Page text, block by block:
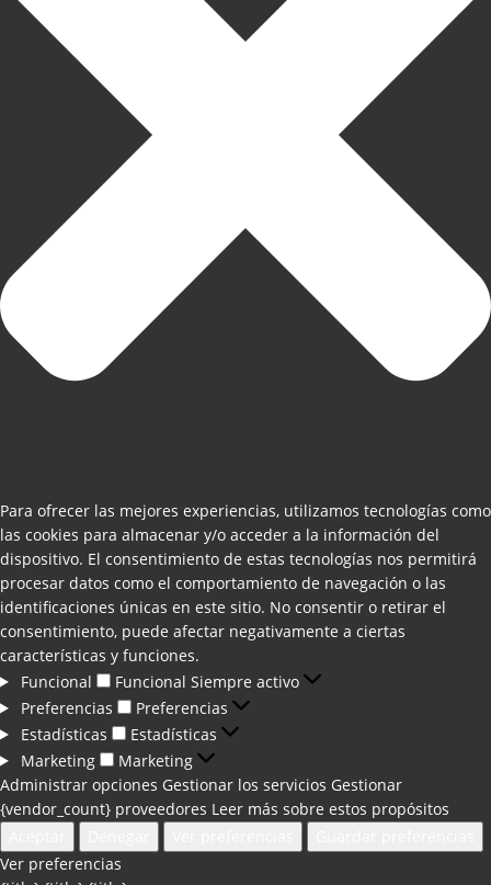
Para ofrecer las mejores experiencias, utilizamos tecnologías como
las cookies para almacenar y/o acceder a la información del
dispositivo. El consentimiento de estas tecnologías nos permitirá
procesar datos como el comportamiento de navegación o las
identificaciones únicas en este sitio. No consentir o retirar el
consentimiento, puede afectar negativamente a ciertas
características y funciones.
Funcional
Funcional Siempre activo
Preferencias
Preferencias
Estadísticas
Estadísticas
Marketing
Marketing
Administrar opciones Gestionar los servicios Gestionar
{vendor_count} proveedores Leer más sobre estos propósitos
Ver preferencias